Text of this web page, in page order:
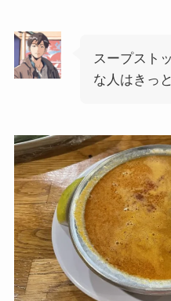
スープスト
な人はきっ